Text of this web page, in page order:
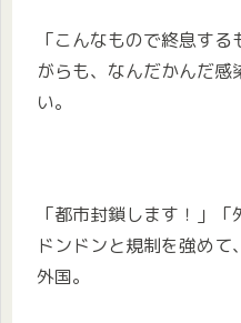
「こんなもので終息す
がらも、なんだかんだ
い。
「都市封鎖します！」「
ドンドンと規制を強め
外国。